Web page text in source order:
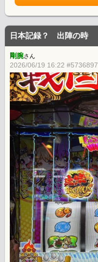
日本記録？ 出陣の時
剛腕さん
2026/06/19 16:22 #5736897